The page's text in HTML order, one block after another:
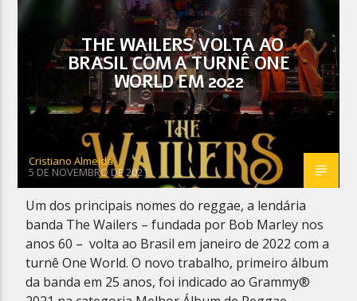
Planeta Reggae
THE WAILERS VOLTA AO
BRASIL COM A TURNÊ ONE
WORLD EM 2022
Cristiano Almeida
5 DE NOVEMBRO DE 2021
Um dos principais nomes do reggae, a lendária
banda The Wailers – fundada por Bob Marley nos
anos 60 – volta ao Brasil em janeiro de 2022 com a
turnê One World. O novo trabalho, primeiro álbum
da banda em 25 anos, foi indicado ao Grammy®